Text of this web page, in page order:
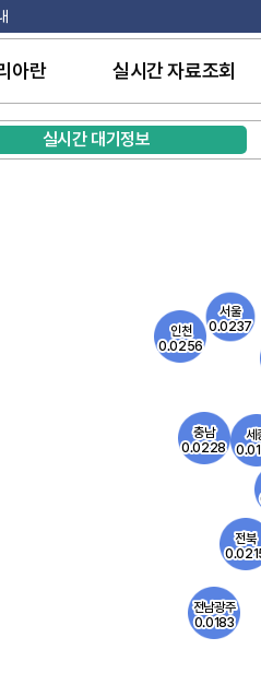
아란 실시간 자료조회
실시간 대기정보